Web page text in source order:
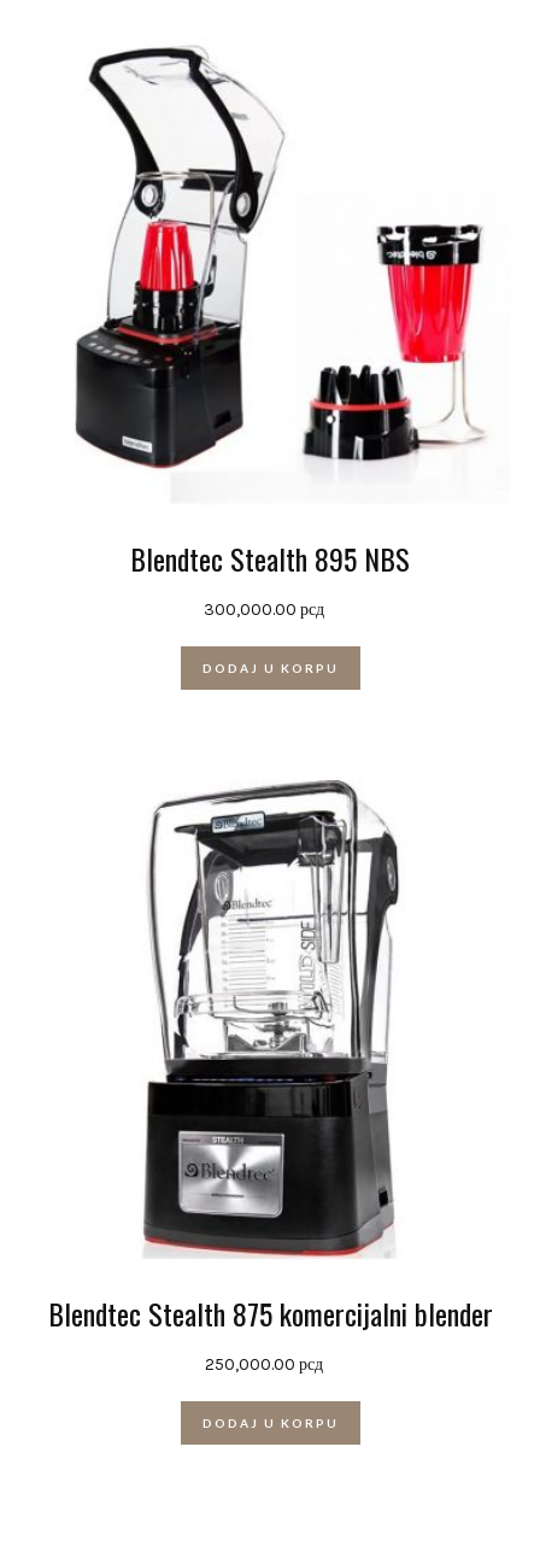
Blendtec Stealth 895 NBS
300,000.00 рсд
DODAJ U KORPU
Blendtec Stealth 875 komercijalni blender
250,000.00 рсд
DODAJ U KORPU